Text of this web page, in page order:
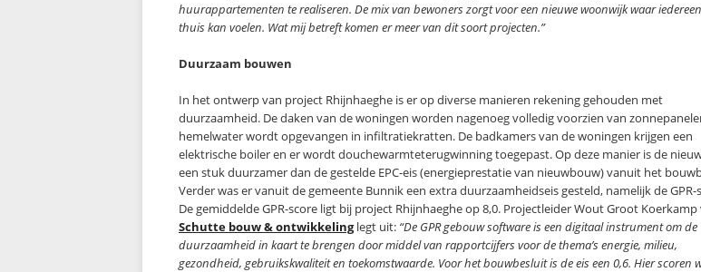
huurappartementen te realiseren. De mix van bewoners zorgt voor een nieuwe woonwijk waar
thuis kan voelen. Wat mij betreft komen er meer van dit soort projecten.”
Duurzaam bouwen
In het ontwerp van project Rhijnhaeghe is er op diverse manieren rekening gehouden met
duurzaamheid. De daken van de woningen worden nagenoeg volledig voorzien van
hemelwater wordt opgevangen in infiltratiekratten. De badkamers van de woningen krijgen een
elektrische boiler en er wordt douchewarmteterugwinning toegepast. Op deze manier is de
een stuk duurzamer dan de gestelde EPC-eis (energieprestatie van nieuwbouw) vanuit het
Verder was er vanuit de gemeente Bunnik een extra duurzaamheidseis gesteld, namelijk de GPR-
De gemiddelde GPR-score ligt bij project Rhijnhaeghe op 8,0. Projectleider Wout Groot Koerkamp
Schutte bouw & ontwikkelinglegt uit: “De GPR gebouw software is een digitaal instrument om de
duurzaamheid in kaart te brengen door middel van rapportcijfers voor de thema’s energie, milieu,
gezondheid, gebruikskwaliteit en toekomstwaarde. Voor het bouwbesluit is de eis een 0,6. Hier scoren